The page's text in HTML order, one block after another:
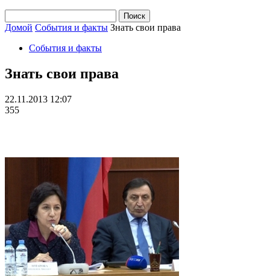
Домой События и факты Знать свои права
События и факты
Знать свои права
22.11.2013 12:07
355